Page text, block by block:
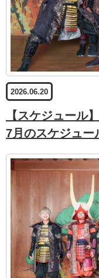
2026.06.20
【スケジュール
7月のスケジュー